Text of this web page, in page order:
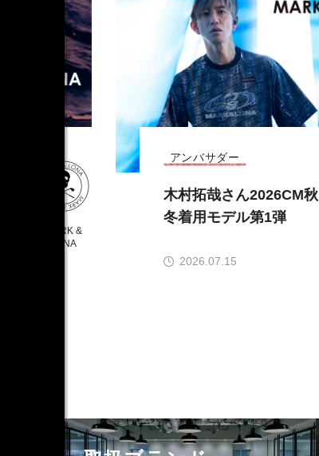
MARK &
LONA
2026.07.15
アンバサダー
木村拓哉さん2026CM秋
冬着用モデル第1弾